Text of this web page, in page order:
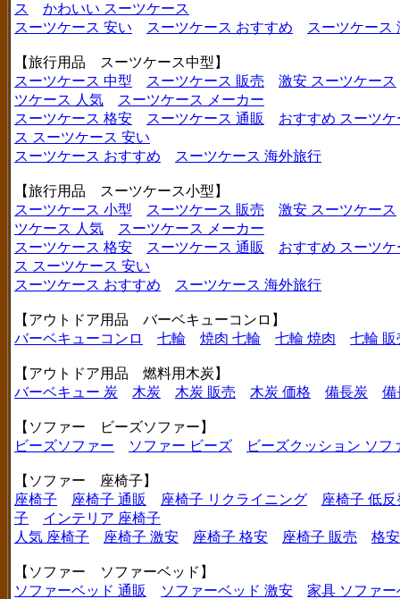
ス
かわいい スーツケース
スーツケース 安い
スーツケース おすすめ スーツケース
【旅行用品 スーツケース中型】
スーツケース 中型
スーツケース 販売
激安 スーツケース
ツケース 人気
スーツケース メーカー
スーツケース 格安
スーツケース 通販
おすすめ スーツケ
ス スーツケース 安い
スーツケース おすすめ
スーツケース 海外旅行
【旅行用品 スーツケース小型】
スーツケース 小型
スーツケース 販売
激安 スーツケース
ツケース 人気
スーツケース メーカー
スーツケース 格安
スーツケース 通販
おすすめ スーツケ
ス スーツケース 安い
スーツケース おすすめ
スーツケース 海外旅行
【アウトドア用品 バーベキューコンロ】
バーベキューコンロ
七輪 焼肉 七輪 七輪 焼肉 七輪 販
【アウトドア用品 燃料用木炭】
バーベキュー 炭
木炭 木炭 販売 木炭 価格 備長炭 備
【ソファー ビーズソファー】
ビーズソファー
ソファー ビーズ ビーズクッション ソフ
【ソファー 座椅子】
座椅子
座椅子 通販 座椅子 リクライニング
座椅子 低反
子
インテリア 座椅子
人気 座椅子
座椅子 激安 座椅子 格安 座椅子 販売 格
【ソファー ソファーベッド】
ソファーベッド 通販
ソファーベッド 激安
家具 ソファー